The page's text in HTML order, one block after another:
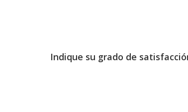
Indique su grado de